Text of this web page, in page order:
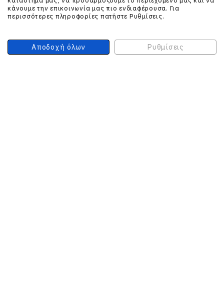
(Χρεώση μια αστική μονάδα από σταθερό)
ΑΣΦΑΛΕΙΑ ΣΥΝΑΛΛΑΓΩΝ
κάνουμε την επικοινωνία μας πιο ενδιαφέρουσα. Για
περισσότερες πληροφορίες πατήστε Ρυθμίσεις.
Αποδοχή όλων Ρυθμίσεις